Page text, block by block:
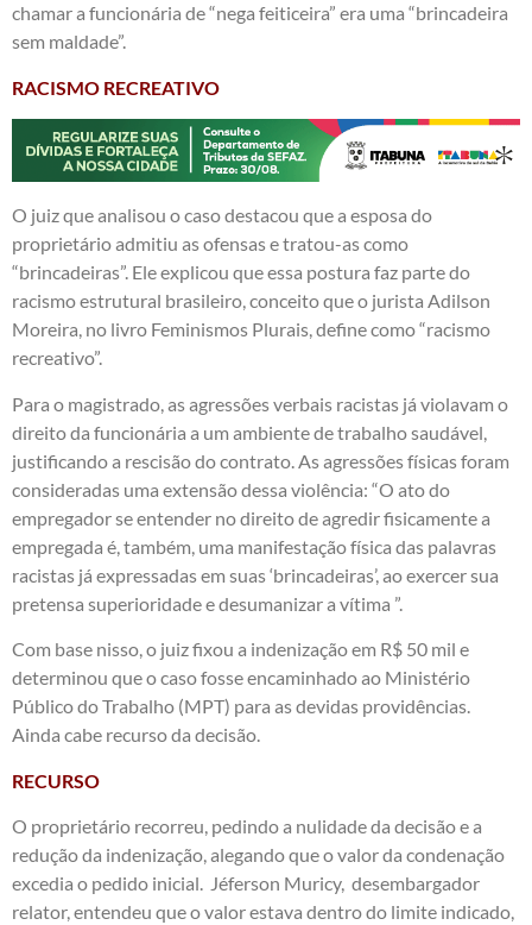
chamar a funcionária de “nega feiticeira” era uma “brincadeira
sem maldade”.
RACISMO RECREATIVO
O juiz que analisou o caso destacou que a esposa do
proprietário admitiu as ofensas e tratou-as como
“brincadeiras”. Ele explicou que essa postura faz parte do
racismo estrutural brasileiro, conceito que o jurista Adilson
Moreira, no livro Feminismos Plurais, define como “racismo
recreativo”.
Para o magistrado, as agressões verbais racistas já violavam o
direito da funcionária a um ambiente de trabalho saudável,
justificando a rescisão do contrato. As agressões físicas foram
consideradas uma extensão dessa violência: “O ato do
empregador se entender no direito de agredir fisicamente a
empregada é, também, uma manifestação física das palavras
racistas já expressadas em suas ‘brincadeiras’, ao exercer sua
pretensa superioridade e desumanizar a vítima ”.
Com base nisso, o juiz fixou a indenização em R$ 50 mil e
determinou que o caso fosse encaminhado ao Ministério
Público do Trabalho (MPT) para as devidas providências.
Ainda cabe recurso da decisão.
RECURSO
O proprietário recorreu, pedindo a nulidade da decisão e a
redução da indenização, alegando que o valor da condenação
excedia o pedido inicial. Jéferson Muricy, desembargador
relator, entendeu que o valor estava dentro do limite indicado,